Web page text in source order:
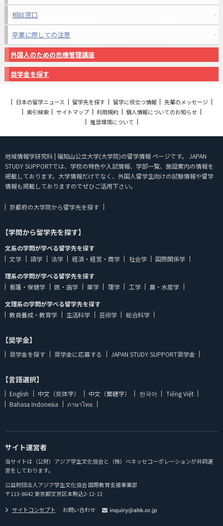
相談窓口
卒業に際しての注意
外国人のための危機管理講座
奨学金を探す
日本の留学ニュース 留学先を探す 留学に役立つ情報
先輩のメッセージ
索引検索
サイトマップ 利用規約
個人情報についてのお知らせ
推奨環境について
地域情報学研究科 | 福知山公立大学(大学院)の留学情報 ページです。 JAPAN
STUDY SUPPORTでは、学校の特色や入試情報、学部一覧、施設案内の情報を
掲載しております。大学情報だけでなく、外国人留学生向けの試験情報や留学
情報も掲載しておりますのでぜひご活用下さい。
京都府の大学院から留学先を探す
【学問から留学先を探す】
文系の学問が学べる留学先を探す
文学
語学 法学 経済・経営・商学 社会学
国際関係学
理系の学問が学べる留学先を探す
看護・保健学
医・歯学 薬学 理学 工学
農・水産学
文理系の学問が学べる留学先を探す
教員養成・教育学
生活科学 芸術学 総合科学
【奨学金】
奨学金を探す 奨学金に応募する JAPAN STUDY SUPPORT奨学金
【言語選択】
English 中文（简体字） 中文（繁體字） 한국어
Tiếng Việt
Bahasa Indonesia
ภาษาไทย
サイト運営者
当サイトは（公財）アジア学生文化協会と（株）ベネッセコーポレーションが共同運
営をしております。
公益財団法人アジア学生文化協会 国際教育支援事業部
〒113-8642 東京都文京区本駒込2-12-13
サイトコンセプト
お問い合わせ